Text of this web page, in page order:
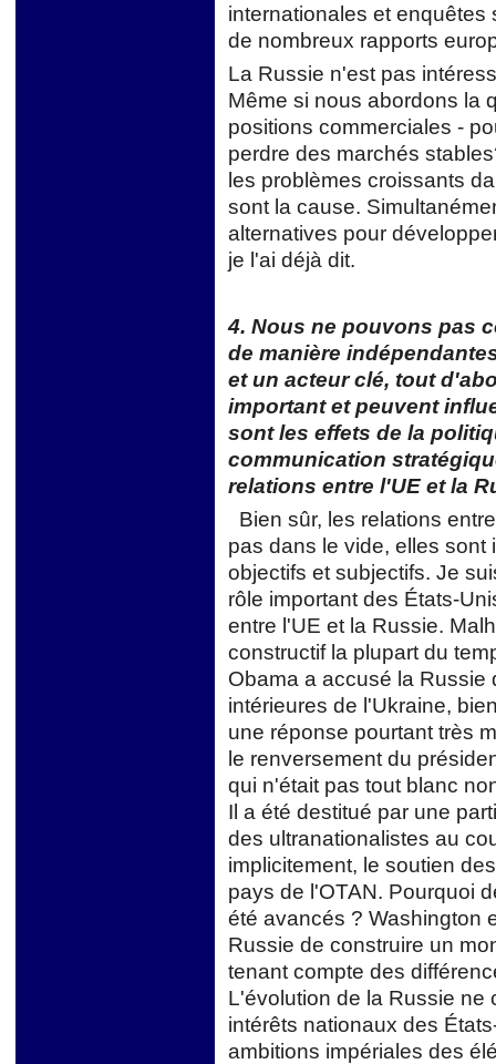
internationales et
de nombreux rapports
La Russie n'est pas
Même si nous abordons la
positions commerciales -
perdre des marchés
les problèmes croissants
sont la cause.
alternatives pour
je l'ai déjà dit.
4. Nous ne pouvons pas
de manière
et un acteur clé, tout
important et peuvent
sont les effets de la
communication
relations entre l'UE et la
Bien sûr, les relations
pas dans le vide, elles
objectifs et subjectifs. Je
rôle important des États-
entre l'UE et la Russie.
constructif la plupart du
Obama a accusé la Russie
intérieures de l'Ukraine,
une réponse pourtant très
le renversement du
qui n'était pas tout blanc
Il a été destitué par une
des ultranationalistes au
implicitement, le soutien
pays de l'OTAN. Pourquoi
été avancés ? Washington
Russie de construire un
tenant compte des
L'évolution de la Russie ne
intérêts nationaux des
ambitions impériales des